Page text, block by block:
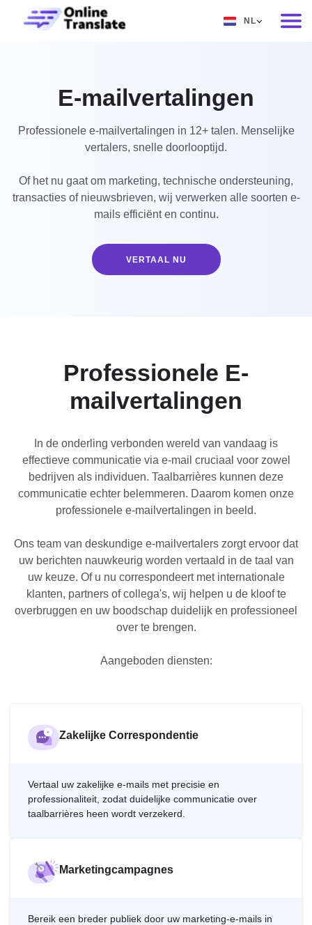
NL
DE
IT
ES
TL
DA
E-mailvertalingen
Professionele e-mailvertalingen in 12+ talen. Menselijke
vertalers, snelle doorlooptijd.
Of het nu gaat om marketing, technische ondersteuning,
transacties of nieuwsbrieven, wij verwerken alle soorten e-
mails efficiënt en continu.
VERTAAL NU
Professionele E-
mailvertalingen
In de onderling verbonden wereld van vandaag is
effectieve communicatie via e-mail cruciaal voor zowel
bedrijven als individuen. Taalbarrières kunnen deze
communicatie echter belemmeren. Daarom komen onze
professionele e-mailvertalingen in beeld.
Ons team van deskundige e-mailvertalers zorgt ervoor dat
uw berichten nauwkeurig worden vertaald in de taal van
uw keuze. Of u nu correspondeert met internationale
klanten, partners of collega's, wij helpen u de kloof te
overbruggen en uw boodschap duidelijk en professioneel
over te brengen.
Aangeboden diensten:
Zakelijke Correspondentie
Vertaal uw zakelijke e-mails met precisie en
professionaliteit, zodat duidelijke communicatie over
taalbarrières heen wordt verzekerd.
Marketingcampagnes
Bereik een breder publiek door uw marketing-e-mails in